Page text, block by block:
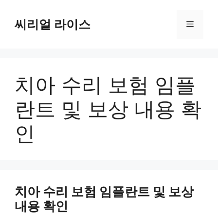
씨리얼 라이스 메
치아 수리 보험 임플
란트 및 보상 내용 확
인
치아 수리 보험 임플란트 및 보상
내용 확인